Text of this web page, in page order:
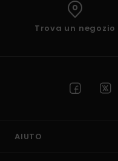
Trova un negozio
AIUTO